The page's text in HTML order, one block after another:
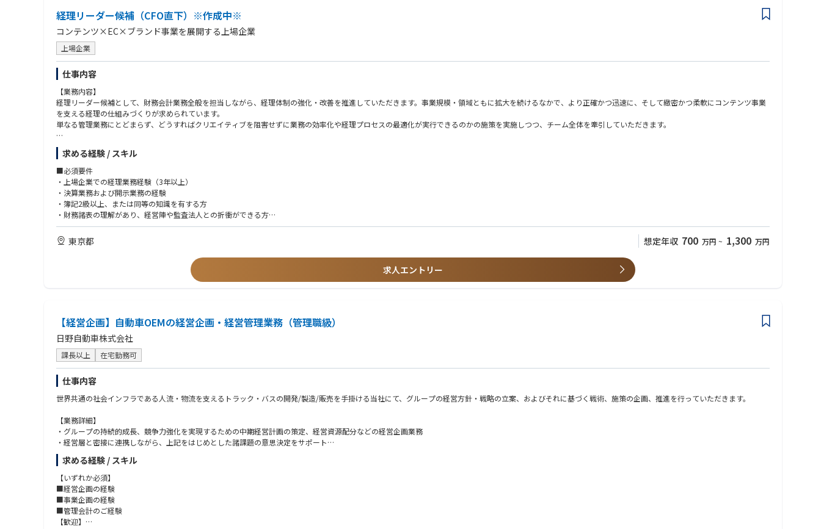
・海外のフィールドで飛躍的な成長をしたい方
・社内外の変化を前向きに捉え、柔軟に学び続けられる方
経理リーダー候補（CFO直下）※作成中※
コンテンツ×EC×ブランド事業を展開する上場企業
上場企業
仕事内容
【業務内容】
経理リーダー候補として、財務会計業務全般を担当しながら、経理体制の強化・改善を推進していただきます。事業規模・領域ともに拡大を続けるなかで、より正確かつ迅速に、そして緻密かつ柔軟にコンテンツ事業
を支える経理の仕組みづくりが求められています。
単なる管理業務にとどまらず、どうすればクリエイティブを阻害せずに業務の効率化や経理プロセスの最適化が実行できるのかの施策を実施しつつ、チーム全体を牽引していただきます。
具体的には、
・日次処理（伝票起票、現預金管理、売掛・買掛金管理、在庫管理、経費精算など）
・決算業務（月次・四半期・年次）および会社法計算書類の作成
・有価証券報告書・決算短信等の開示資料作成
・税務関連業務（税金計算、法定調書の作成、税務調査対応）
・海外子会社管理
・経営レポート等の管理会計資料作成
・経理業務のアウトソーシング管理
・会計システムの改修対応など
多岐にわたる経理業務を担当していただきます。また、経理チームのマネジメントも重要な役割となります。
【組織構成】
CFO（40代前半男性）
┗経理メンバー3名
┗契約社員2名
【ポジション魅力】
このポジションの魅力は、経理業務の枠を超え、事業成長を支えるダイナミックな役割を担えることにあります。経理チームは、コンテンツ事業を支える重要な基盤として、経営陣や各プロジェクトと密接に連携しな
スでの推進力を発揮できる場面も多く、スキルアップの機会に恵まれています。
また、経理チームは少数精鋭の体制であるため、一人ひとりが広範な業務に関わることができ、プレイヤーとしての実務経験を積みながら、リーダーとしてのマネジメントスキルも磨くことができます。経理の専門性
を活かしながら、組織を牽引し、企業の成長を支えるやりがいを実感できるポジションです。
求める経験 / スキル
■必須要件
・上場企業での経理業務経験（3年以上）
・決算業務および開示業務の経験
・簿記2級以上、または同等の知識を有する方
・財務諸表の理解があり、経営陣や監査法人との折衝ができる方
・経理業務における業務改善や効率化の提案・実行経験
東京都 想定年収 700 万円 ~ 1,300 万円
求人エントリー
【経営企画】自動車OEMの経営企画・経営管理業務（管理職級）
日野自動車株式会社
課長以上 在宅勤務可
仕事内容
世界共通の社会インフラである人流・物流を支えるトラック・バスの開発/製造/販売を手掛ける当社にて、グループの経営方針・戦略の立案、およびそれに基づく戦術、施策の企画、推進を行っていただきます。
【業務詳細】
・グループの持続的成長、競争力強化を実現するための中期経営計画の策定、経営資源配分などの経営企画業務
・経営層と密接に連携しながら、上記をはじめとした諸課題の意思決定をサポート
【配属先】
経営企画部 経営戦略グループ
【やりがい・キャリアパス】
経営企画だけでなく、関係会社、海外事業体への経営幹部としての参画を通じてグローバルな視点を学ぶなど、幅広いキャリアを積んでいただくことが可能です。
求める経験 / スキル
【いずれか必須】
■経営企画の経験
■事業企画の経験
■管理会計のご経験
【歓迎】